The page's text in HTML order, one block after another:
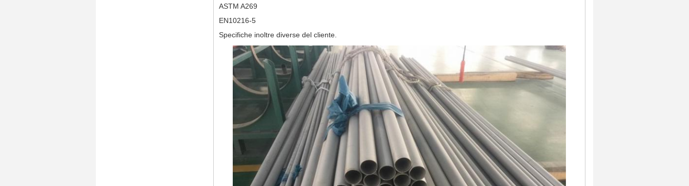
ASTM A269
EN10216-5
Specifiche inoltre diverse del cliente.